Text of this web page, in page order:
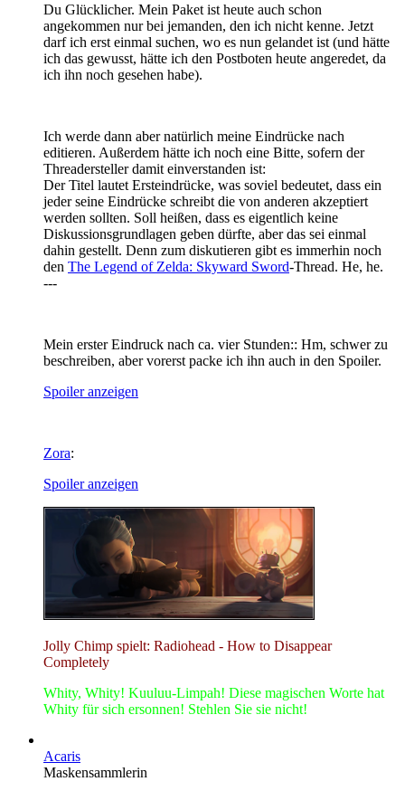
Du Glücklicher. Mein Paket ist heute auch schon
angekommen nur bei jemanden, den ich nicht kenne. Jetzt
darf ich erst einmal suchen, wo es nun gelandet ist (und hätte
ich das gewusst, hätte ich den Postboten heute angeredet, da
ich ihn noch gesehen habe).
Ich werde dann aber natürlich meine Eindrücke nach
editieren. Außerdem hätte ich noch eine Bitte, sofern der
Threadersteller damit einverstanden ist:
Der Titel lautet Ersteindrücke, was soviel bedeutet, dass ein
jeder seine Eindrücke schreibt die von anderen akzeptiert
werden sollten. Soll heißen, dass es eigentlich keine
Diskussionsgrundlagen geben dürfte, aber das sei einmal
dahin gestellt. Denn zum diskutieren gibt es immerhin noch
den The Legend of Zelda: Skyward Sword-Thread. He, he.
---
Mein erster Eindruck nach ca. vier Stunden:: Hm, schwer zu
beschreiben, aber vorerst packe ich ihn auch in den Spoiler.
Spoiler anzeigen
Zora:
Spoiler anzeigen
Jolly Chimp spielt: Radiohead - How to Disappear
Completely
Whity, Whity! Kuuluu-Limpah! Diese magischen Worte hat
Whity für sich ersonnen! Stehlen Sie sie nicht!
Acaris
Maskensammlerin